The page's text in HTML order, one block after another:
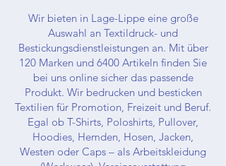
Wir bieten in Lage-Lippe eine große
Auswahl an Textildruck- und
Bestickungsdienstleistungen an. Mit über
120 Marken und 6400 Artikeln finden Sie
bei uns online sicher das passende
Produkt. Wir bedrucken und besticken
Textilien für Promotion, Freizeit und Beruf.
Egal ob T-Shirts, Poloshirts, Pullover,
Hoodies, Hemden, Hosen, Jacken,
Westen oder Caps – als Arbeitskleidung